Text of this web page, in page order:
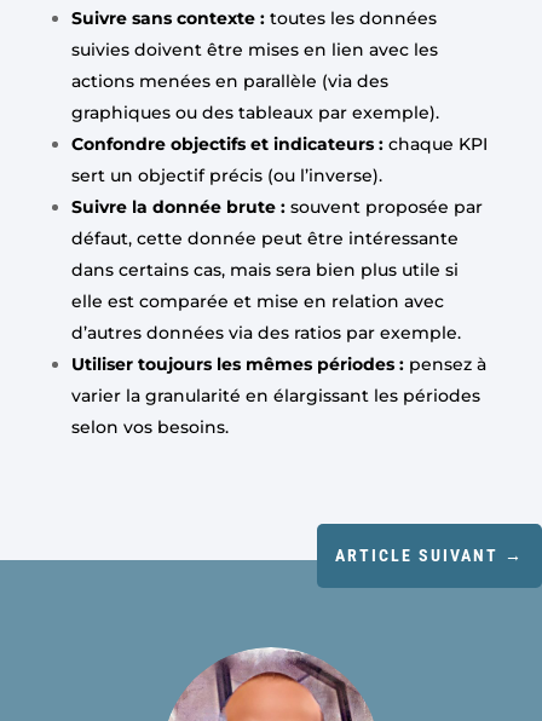
Suivre sans contexte :toutes les données
suivies doivent être mises en lien avec les
actions menées en parallèle (via des
graphiques ou des tableaux par exemple).
Confondre objectifs et indicateurs :chaque KPI
sert un objectif précis (ou l’inverse).
Suivre la donnée brute :souvent proposée par
défaut, cette donnée peut être intéressante
dans certains cas, mais sera bien plus utile si
elle est comparée et mise en relation avec
d’autres données via des ratios par exemple.
Utiliser toujours les mêmes périodes :pensez à
varier la granularité en élargissant les périodes
selon vos besoins.
ARTICLE SUIVANT →